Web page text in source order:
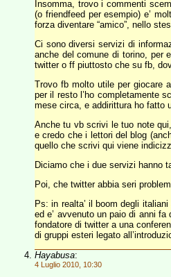
Insomma, trovo i commenti
(o friendfeed per esempio) e’
forza diventare “amico”, nello
Ci sono diversi servizi di
anche del comune di torino, per
twitter o ff piuttosto che su fb,
Trovo fb molto utile per giocare
per il resto l’ho completamente
mese circa, e addirittura ho fatto
Anche tu vb scrivi le tuo note
e credo che i lettori del blog
quello che scrivi qui viene
Diciamo che i due servizi hanno
Poi, che twitter abbia seri
Ps: in realta’ il boom degli
ed e’ avvenuto un paio di anni
fondatore di twitter a una
di gruppi esteri legato
Hayabusa:
4 Luglio 2010, 10:30